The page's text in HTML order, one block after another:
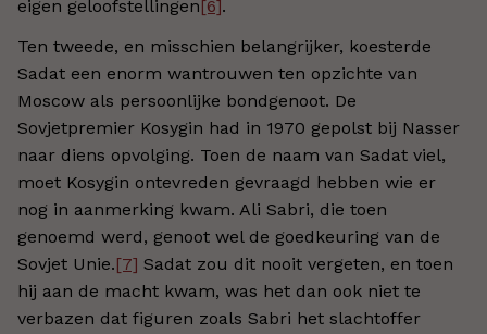
eigen geloofstellingen[6].
Ten tweede, en misschien belangrijker, koesterde
Sadat een enorm wantrouwen ten opzichte van
Moscow als persoonlijke bondgenoot. De
Sovjetpremier Kosygin had in 1970 gepolst bij Nasser
naar diens opvolging. Toen de naam van Sadat viel,
moet Kosygin ontevreden gevraagd hebben wie er
nog in aanmerking kwam. Ali Sabri, die toen
genoemd werd, genoot wel de goedkeuring van de
Sovjet Unie.[7] Sadat zou dit nooit vergeten, en toen
hij aan de macht kwam, was het dan ook niet te
verbazen dat figuren zoals Sabri het slachtoffer